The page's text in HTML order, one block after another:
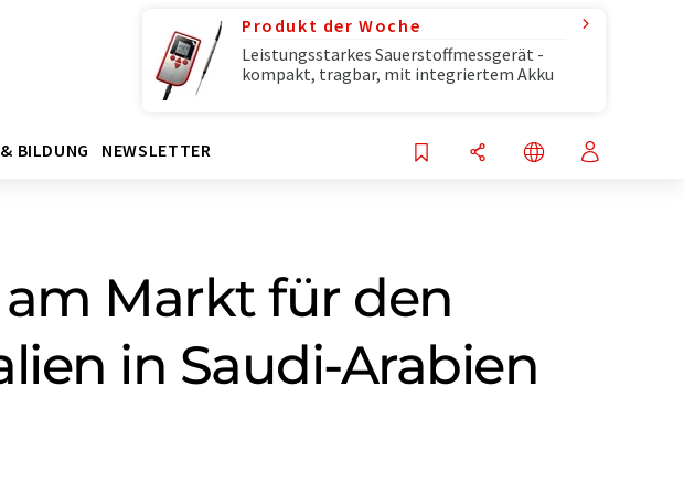
Produkt der Woche
Leistungsstarkes Sauerstoffmessgerät -
kompakt, tragbar, mit integriertem Akku
BILDUNG NEWSLETTER
Markt für den
in Saudi-Arabien